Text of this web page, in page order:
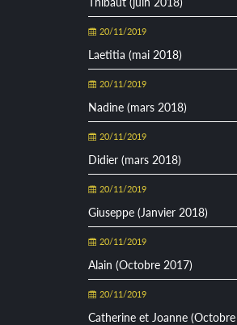
20/11/2019
Laetitia (mai 2018)
20/11/2019
Nadine (mars 2018)
20/11/2019
Didier (mars 2018)
20/11/2019
Giuseppe (Janvier 2018)
20/11/2019
Alain (Octobre 2017)
20/11/2019
Catherine et Joanne